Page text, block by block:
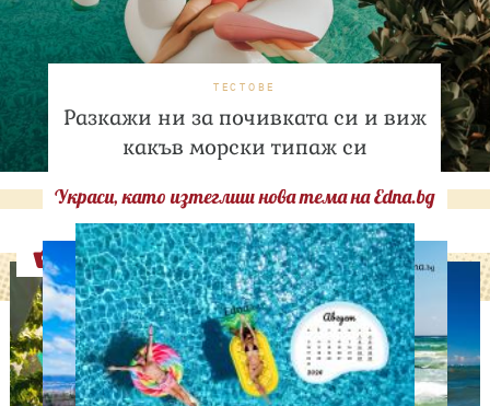
ТЕСТОВЕ
Разкажи ни за почивката си и виж
какъв морски типаж си
Украси, като изтеглиш нова тема на Edna.bg
Оферти
СВОБОДНО ВРЕМЕ
Ново бебе в кралското
семейство